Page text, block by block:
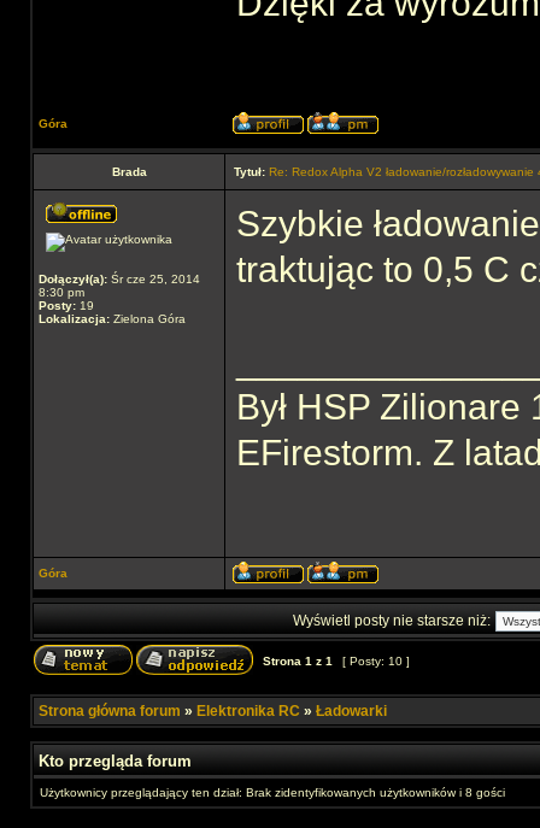
Góra
Brada Tytuł: Re: Redox Alpha V2 ładowanie/rozładowywanie
Dołączył(a): Śr cze 25, 2014
8:30 pm
Posty: 19
Lokalizacja: Zielona Góra
Szybkie
traktując to 0,5 C
Był HSP
EFirestorm. Z
Góra
Wyświetl posty nie starsze niż:
Strona 1 z 1 [ Posty: 10 ]
Strona główna forum » Elektronika RC » Ładowarki
Kto przegląda forum
Użytkownicy przeglądający ten dział: Brak zidentyfikowanych użytkowników i 8 gości